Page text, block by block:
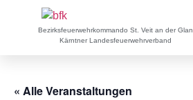
Bezirksfeuerwehrkommando St. Veit an der Glan
Kärntner Landesfeuerwehrverband
« Alle Veranstaltungen